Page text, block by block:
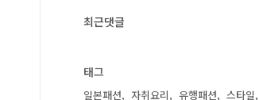
최근댓글
태그
일본패션 자취요리 유행패션
스타일